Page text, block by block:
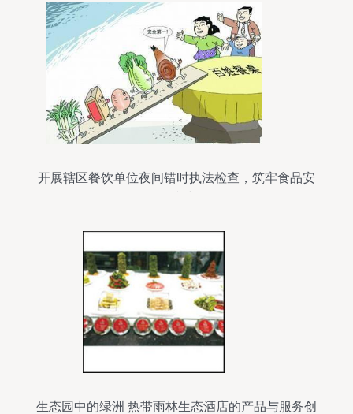
开展辖区餐饮单位夜间错时执法检查，筑牢食品安
生态园中的绿洲 热带雨林生态酒店的产品与服务创